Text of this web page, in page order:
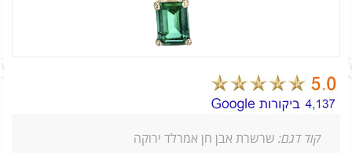
קוד דגם: שרשרת אבן חן אמרלד ירוקה